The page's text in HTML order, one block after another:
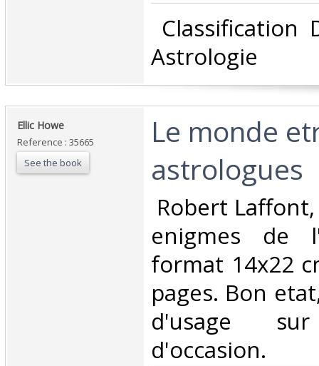
Classification
Astrologie‎
‎Ellic Howe ‎
Reference : 35665
See the book
‎Le monde
astrologues ‎
Robert
enigmes de
format 14x22
pages. Bon
d'usage
d'occasion.‎